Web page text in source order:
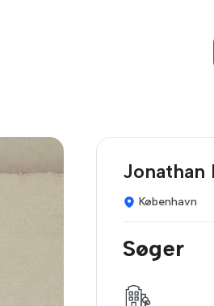
Jonathan
København
Søger